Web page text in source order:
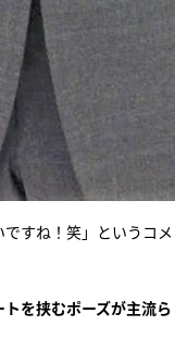
すね！笑」というコ
を挟むポーズが主流ら